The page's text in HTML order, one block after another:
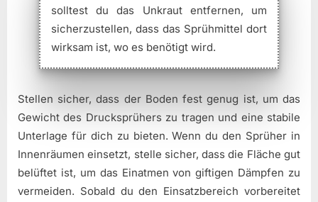
solltest du das Unkraut entfernen, um
sicherzustellen, dass das Sprühmittel dort
wirksam ist, wo es benötigt wird.
Stellen sicher, dass der Boden fest genug ist, um das
Gewicht des Drucksprühers zu tragen und eine stabile
Unterlage für dich zu bieten. Wenn du den Sprüher in
Innenräumen einsetzt, stelle sicher, dass die Fläche gut
belüftet ist, um das Einatmen von giftigen Dämpfen zu
vermeiden. Sobald du den Einsatzbereich vorbereitet